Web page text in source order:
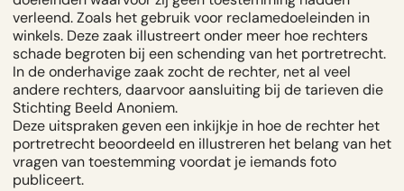
verleend. Zoals het gebruik voor reclamedoeleinden in
winkels. Deze zaak illustreert onder meer hoe rechters
schade begroten bij een schending van het portretrecht.
In de onderhavige zaak zocht de rechter, net al veel
andere rechters, daarvoor aansluiting bij de tarieven die
Stichting Beeld Anoniem.
Deze uitspraken geven een inkijkje in hoe de rechter het
portretrecht beoordeeld en illustreren het belang van het
vragen van toestemming voordat je iemands foto
publiceert.